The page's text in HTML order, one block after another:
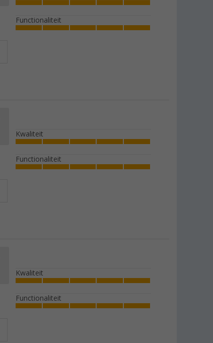
Functionaliteit
Kwaliteit
Functionaliteit
Kwaliteit
Functionaliteit